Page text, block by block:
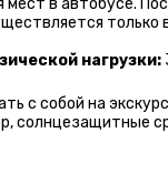
мест в автобуcе.
только
нагрузки:
с собой на
солнцезащитные